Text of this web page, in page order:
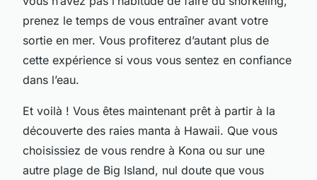
prenez le temps de vous entraîner avant votre
sortie en mer. Vous profiterez d’autant plus de
cette expérience si vous vous sentez en confiance
dans l’eau.
Et voilà ! Vous êtes maintenant prêt à partir à la
découverte des raies manta à Hawaii. Que vous
choisissiez de vous rendre à Kona ou sur une
autre plage de Big Island, nul doute que vous